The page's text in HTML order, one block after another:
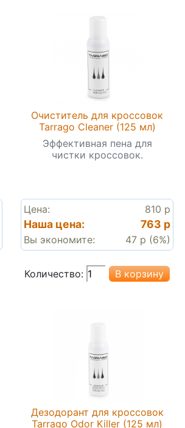
Очиститель для кроссовок
Tarrago Cleaner (125 мл)
Эффективная пена для
чистки кроссовок.
Цена: 810 р
Наша цена: 763 р
Вы экономите: 47 р (6%)
Количество:
Дезодорант для кроссовок
Tarrago Odor Killer (125 мл)